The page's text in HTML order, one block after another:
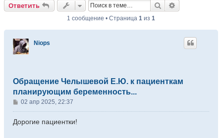
Ответить Поиск
1 сообщение • Страница 1 из 1
Niops
Обращение Челышевой Е.Ю. к пациенткам
планирующим беременность...
С
о
о
02 апр 2025, 22:37
Дорогие пациентки!